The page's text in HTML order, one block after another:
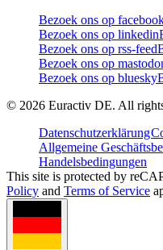
Bezoek ons op
Bezoek ons op linkedin
Bezoek ons op rss-feed
Bezoek ons op
Bezoek ons op bluesky
© 2026 Euractiv DE. All
Datenschutzerklärung
Allgemeine
Handelsbedingungen
This site is protected by
Policy and Terms of Service